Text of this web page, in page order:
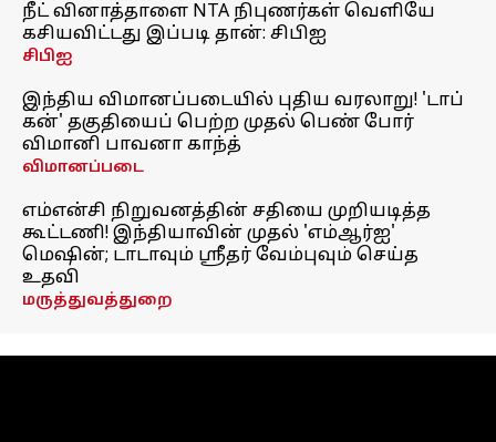
நீட் வினாத்தாளை NTA நிபுணர்கள் வெளியே
கசியவிட்டது இப்படி தான்: சிபிஐ
சிபிஐ
இந்திய விமானப்படையில் புதிய வரலாறு! 'டாப்
கன்' தகுதியைப் பெற்ற முதல் பெண் போர்
விமானி பாவனா காந்த்
விமானப்படை
எம்என்சி நிறுவனத்தின் சதியை முறியடித்த
கூட்டணி! இந்தியாவின் முதல் 'எம்ஆர்ஐ'
மெஷின்; டாடாவும் ஸ்ரீதர் வேம்புவும் செய்த
உதவி
மருத்துவத்துறை